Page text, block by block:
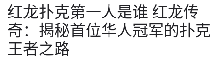
红龙扑克第一人是谁 红龙传
奇：揭秘首位华人冠军的扑克
王者之路